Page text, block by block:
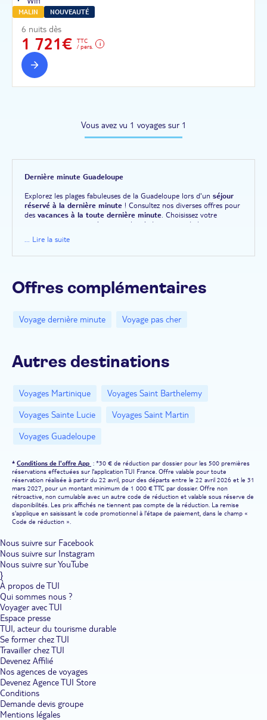
MALIN NOUVEAUTÉ
6 nuits dès
1 721€
TTC
/ pers.
Vous avez vu 1 voyages sur 1
Dernière minute Guadeloupe
Explorez les plages fabuleuses de la Guadeloupe lors d'un séjour
réservé à la dernière minute ! Consultez nos diverses offres pour
des vacances à la toute dernière minute . Choisissez votre
programme et votre séjour pas cher à destination de la
choix d'hôtels
... Lire la suite
Offres complémentaires
Voyage dernière minute Voyage pas cher
Autres destinations
Voyages Martinique
Voyages Saint Barthelemy
Voyages Sainte Lucie
Voyages Saint Martin
Voyages Guadeloupe
* Conditions de l'offre App : *30 € de réduction par dossier pour les 500 premières
réservations effectuées sur l'application TUI France. Offre valable pour toute
réservation réalisée à partir du 22 avril, pour des départs entre le 22 avril 2026 et le 31
mars 2027, pour un montant minimum de 1 000 € TTC par dossier. Offre non
rétroactive, non cumulable avec un autre code de réduction et valable sous réserve de
disponibilités. Les prix affichés ne tiennent pas compte de la réduction. La remise
s'applique en saisissant le code promotionnel à l'étape de paiement, dans le champ «
Code de réduction ».
Nous suivre sur Facebook
Nous suivre sur Instagram
Nous suivre sur YouTube
}
À propos de TUI
Qui sommes nous ?
Voyager avec TUI
Espace presse
TUI, acteur du tourisme durable
Se former chez TUI
Travailler chez TUI
Devenez Affilié
Nos agences de voyages
Devenez Agence TUI Store
Conditions
Demande devis groupe
Mentions légales